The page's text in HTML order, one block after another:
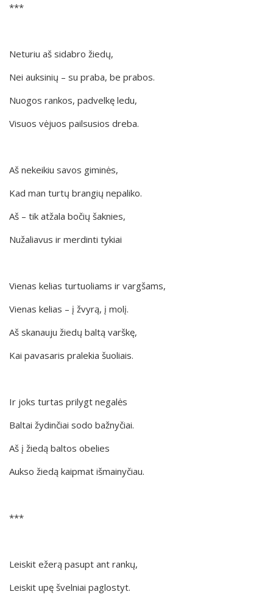
***
Neturiu aš sidabro žiedų,
Nei auksinių – su praba, be prabos.
Nuogos rankos, padvelkę ledu,
Visuos vėjuos pailsusios dreba.
Aš nekeikiu savos giminės,
Kad man turtų brangių nepaliko.
Aš – tik atžala bočių šaknies,
Nužaliavus ir merdinti tykiai
Vienas kelias turtuoliams ir vargšams,
Vienas kelias – į žvyrą, į molį.
Aš skanauju žiedų baltą varškę,
Kai pavasaris pralekia šuoliais.
Ir joks turtas prilygt negalės
Baltai žydinčiai sodo bažnyčiai.
Aš į žiedą baltos obelies
Aukso žiedą kaipmat išmainyčiau.
***
Leiskit ežerą pasupt ant rankų,
Leiskit upę švelniai paglostyt.